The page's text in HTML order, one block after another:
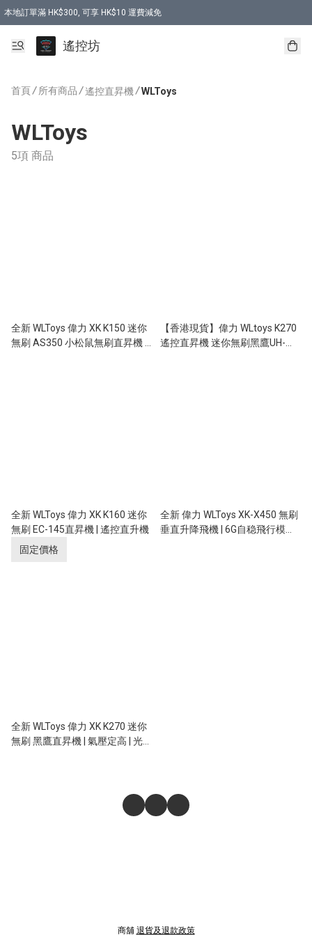
本地訂單滿 HK$300, 可享 HK$10 運費減免
購買 7.6V 6500mah 70C 電池 送 7.6V USB充電器
遙控坊
首頁/ 所有商品 /遙控直昇機 /WLToys
WLToys
5項 商品
全新 WLToys 偉力 XK K150 迷你
無刷 AS350 小松鼠無刷直昇機 |
【香港現貨】偉力 WLtoys K270
遙控直昇機 迷你無刷黑鷹UH-
全新 WLToys 偉力 XK K160 迷你
無刷 EC-145直昇機 | 遙控直升機
固定價格
全新 偉力 WLToys XK-X450 無刷
垂直升降飛機 | 6G自稳飛行模式 |
全新 WLToys 偉力 XK K270 迷你
無刷 黑鷹直昇機 | 氣壓定高 | 光
商舖 退貨及退款政策